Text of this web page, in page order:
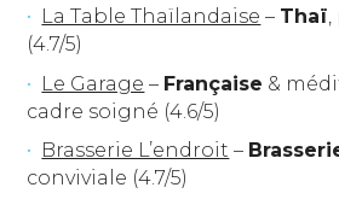
La Table Thaïlandaise – Thaï,
(4.7/5)
Le Garage – Française &
cadre soigné (4.6/5)
Brasserie L’endroit –
conviviale (4.7/5)